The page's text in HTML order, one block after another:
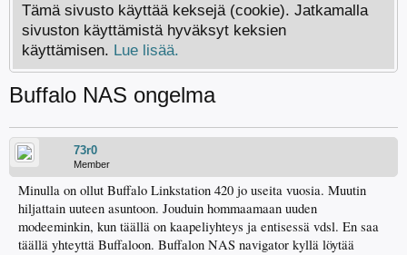
Tämä sivusto käyttää keksejä (cookie). Jatkamalla
sivuston käyttämistä hyväksyt keksien
käyttämisen. Lue lisää.
Buffalo NAS ongelma
73r0
Member
Minulla on ollut Buffalo Linkstation 420 jo useita vuosia. Muutin
hiljattain uuteen asuntoon. Jouduin hommaamaan uuden
modeeminkin, kun täällä on kaapeliyhteys ja entisessä vdsl. En saa
täällä yhteyttä Buffaloon. Buffalon NAS navigator kyllä löytää